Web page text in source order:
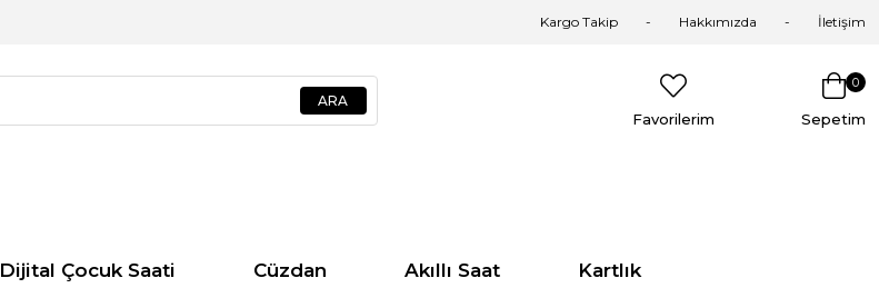
Kargo Takip Hakkımızda İletişim
Sepetim
0
Favorilerim
Dijital Çocuk Saati Cüzdan Akıllı Saat Kartlık